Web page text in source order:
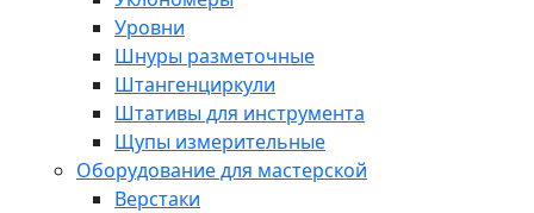
Уровни
Шнуры разметочные
Штангенциркули
Штативы для инструмента
Щупы измерительные
Оборудование для мастерской
Верстаки